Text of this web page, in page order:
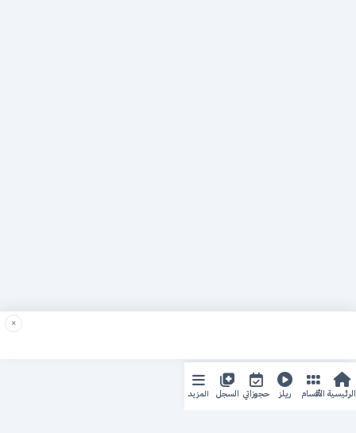
الرئيسية الأقسام ريلز حجوزاتي السجل المزيد
×